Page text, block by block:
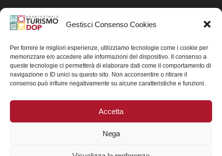
Gestisci Consenso Cookies
Per fornire le migliori esperienze, utilizziamo tecnologie come i cookie per
memorizzare e/o accedere alle informazioni del dispositivo. Il consenso a
queste tecnologie ci permetterà di elaborare dati come il comportamento di
navigazione o ID unici su questo sito. Non acconsentire o ritirare il
consenso può influire negativamente su alcune caratteristiche e funzioni.
Accetta
Nega
In collaborazione ORIGIN ITALIA.
del turismo enogastronomico dei prodotti DOP IGP
italiani.
Concessione contributo MASAF DM n. 0311719 del
15/06/2023
Concessione contributo MASAF, DM n. 0016662 del
15/01/2025 (CUP J88H24002560007)